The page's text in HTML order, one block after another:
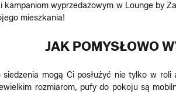
kampaniom wyprzedażowym w Lounge by
mieszkania!
JAK POMYSŁOWO
mogą Ci posłużyć nie tylko w
rozmiarom, pufy do pokoju są